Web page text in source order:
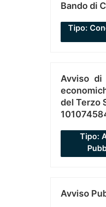
Bando di
Tipo:
Avviso
del Terzo
Tipo:
Avviso